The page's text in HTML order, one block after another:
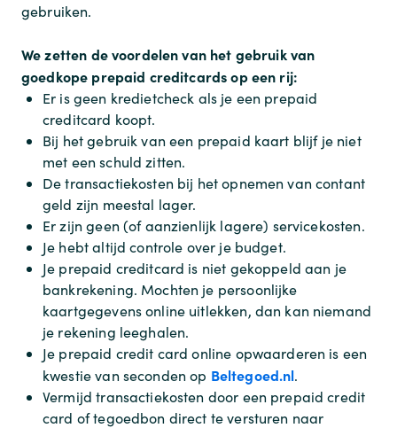
gebruiken.
We zetten de voordelen van het gebruik van
goedkope prepaid creditcards op een rij:
Er is geen kredietcheck als je een prepaid
creditcard koopt.
Bij het gebruik van een prepaid kaart blijf je niet
met een schuld zitten.
De transactiekosten bij het opnemen van contant
geld zijn meestal lager.
Er zijn geen (of aanzienlijk lagere) servicekosten.
Je hebt altijd controle over je budget.
Je prepaid creditcard is niet gekoppeld aan je
bankrekening. Mochten je persoonlijke
kaartgegevens online uitlekken, dan kan niemand
je rekening leeghalen.
Je prepaid credit card online opwaarderen is een
kwestie van seconden op Beltegoed.nl.
Vermijd transactiekosten door een prepaid credit
card of tegoedbon direct te versturen naar